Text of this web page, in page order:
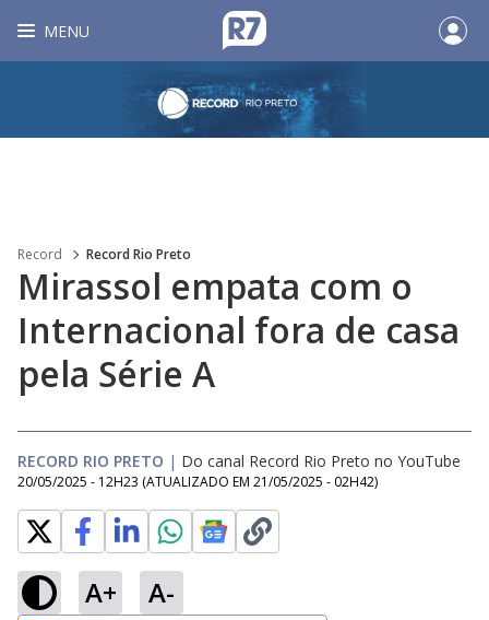
MENU
Record Record Rio Preto
Mirassol empata com o
Internacional fora de casa
pela Série A
RECORD RIO PRETO | Do canal Record Rio Preto no YouTube
20/05/2025 - 12H23 (ATUALIZADO EM 21/05/2025 - 02H42)
A+ A-